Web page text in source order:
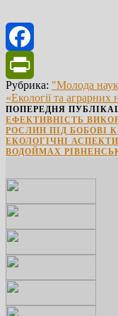
Facebook
PrintFriendly
Рубрика: "Молода
«Екології та аграрних
ПОПЕРЕДНЯ
ЕФЕКТИВНІСТЬ
РОСЛИН ПІД БОБОВІ
ЕКОЛОГІЧНІ
ВОДОЙМАХ